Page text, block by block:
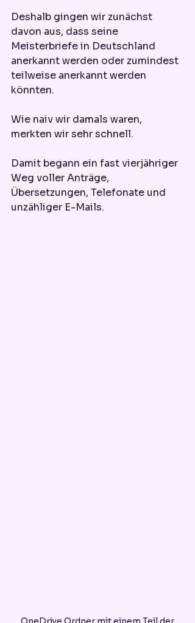
Deshalb gingen wir zunächst
davon aus, dass seine
Meisterbriefe in Deutschland
anerkannt werden oder zumindest
teilweise anerkannt werden
könnten.
Wie naiv wir damals waren,
merkten wir sehr schnell.
Damit begann ein fast vierjähriger
Weg voller Anträge,
Übersetzungen, Telefonate und
unzähliger E-Mails.